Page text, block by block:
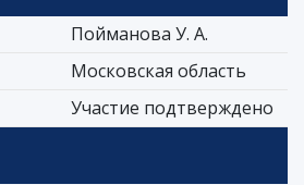
Пойманова У. А.
Московская область
Участие подтверждено